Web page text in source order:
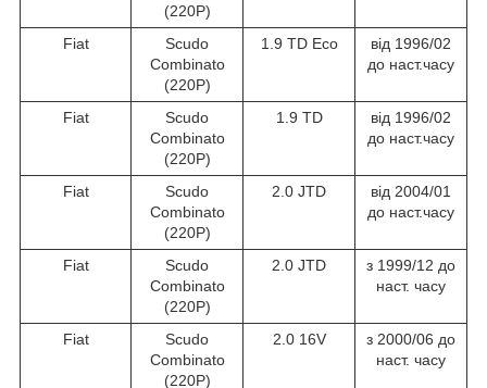
(220P)
Fiat
Scudo
Combinato
(220P)
1.9 TD Eco
від 1996/02
до наст.часу
Fiat
Scudo
Combinato
(220P)
1.9 TD
від 1996/02
до наст.часу
Fiat
Scudo
Combinato
(220P)
2.0 JTD
від 2004/01
до наст.часу
Fiat
Scudo
Combinato
(220P)
2.0 JTD
з 1999/12 до
наст. часу
Fiat
Scudo
Combinato
(220P)
2.0 16V
з 2000/06 до
наст. часу